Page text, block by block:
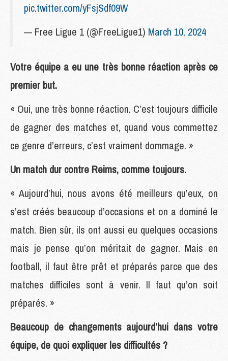
pic.twitter.com/yFsjSdf09W
— Free Ligue 1 (@FreeLigue1) March 10, 2024
Votre équipe a eu une très bonne réaction après ce
premier but.
« Oui, une très bonne réaction. C’est toujours difficile
de gagner des matches et, quand vous commettez
ce genre d’erreurs, c’est vraiment dommage. »
Un match dur contre Reims, comme toujours.
« Aujourd’hui, nous avons été meilleurs qu’eux, on
s’est créés beaucoup d’occasions et on a dominé le
match. Bien sûr, ils ont aussi eu quelques occasions
mais je pense qu’on méritait de gagner. Mais en
football, il faut être prêt et préparés parce que des
matches difficiles sont à venir. Il faut qu’on soit
préparés. »
Beaucoup de changements aujourd’hui dans votre
équipe, de quoi expliquer les difficultés ?